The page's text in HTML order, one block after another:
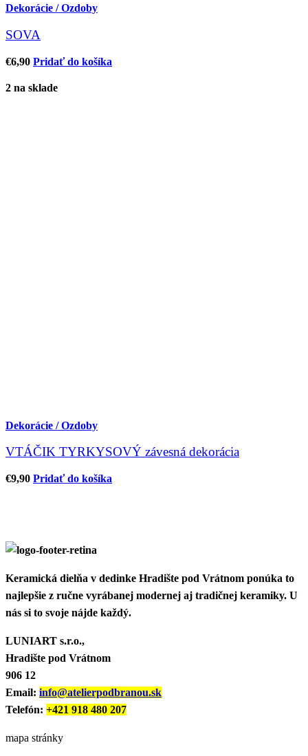
Dekorácie / Ozdoby
SOVA
€6,90 Pridať do košíka
2 na sklade
Dekorácie / Ozdoby
VTÁČIK TYRKYSOVÝ závesná dekorácia
€9,90 Pridať do košíka
Keramická dielňa v dedinke Hradište pod Vrátnom ponúka to
najlepšie z ručne vyrábanej modernej aj tradičnej keramiky. U
nás si to svoje nájde každý.
LUNIART s.r.o.,
Hradište pod Vrátnom
906 12
Email: info@atelierpodbranou.sk
Telefón: +421 918 480 207
mapa stránky